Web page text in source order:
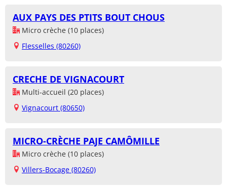
AUX PAYS DES PTITS BOUT CHOUS
Micro crèche (10 places)
Flesselles (80260)
CRECHE DE VIGNACOURT
Multi-accueil (20 places)
Vignacourt (80650)
MICRO-CRÈCHE PAJE CAMÔMILLE
Micro crèche (10 places)
Villers-Bocage (80260)